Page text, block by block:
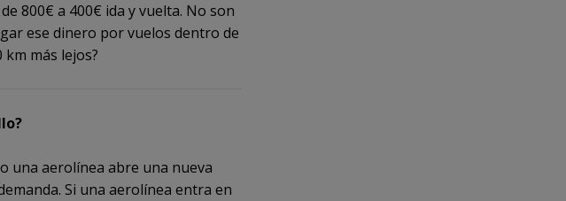
800€ a 400€ ida y vuelta. No son
ese dinero por vuelos dentro de
más lejos?
una aerolínea abre una nueva
Si una aerolínea entra en